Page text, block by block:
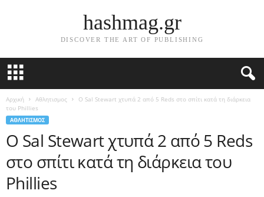
hashmag.gr
DISCOVER THE ART OF PUBLISHING
Αρχική Αθλητισμος
Ο Sal Stewart χτυπά 2 από 5 Reds στο σπίτι κατά τη διάρκεια
του Phillies
ΑΘΛΗΤΙΣΜΟΣ
Ο Sal Stewart χτυπά 2 από 5 Reds
στο σπίτι κατά τη διάρκεια του
Phillies